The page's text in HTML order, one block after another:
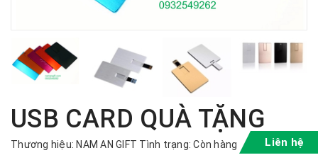
USB CARD QUÀ TẶNG
Thương hiệu: NAM AN GIFT Tình trạng: Còn hàng Liên hệ